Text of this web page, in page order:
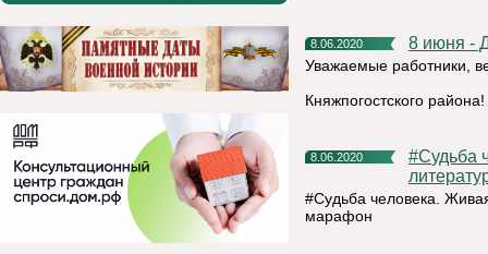
8.06.2020 8 июня -
Уважаемые работники,
Княжпогостского района!
8.06.2020
#Судьба человека. Живая книга: стартовал волонтерский
#Судьба человека.
марафон